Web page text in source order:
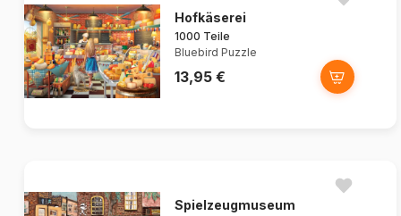
Hofkäserei
1000 Teile
Bluebird Puzzle
13,95 €
Spielzeugmuseum